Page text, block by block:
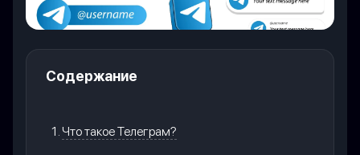
Содержание
Что такое Телеграм?